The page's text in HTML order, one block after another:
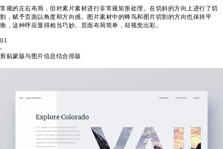
常规的左右布局，但对素片素材进行非常规矩形处理。在切斜的方向上进行了切
割，赋予页面以角度和方向感。图片素材中的蜂鸟和图片切割的方向也保持平
衡，这种呼应显得相当巧妙。页面布局简单，却视觉出彩。
03
-
剪贴蒙版与图片信息结合排版